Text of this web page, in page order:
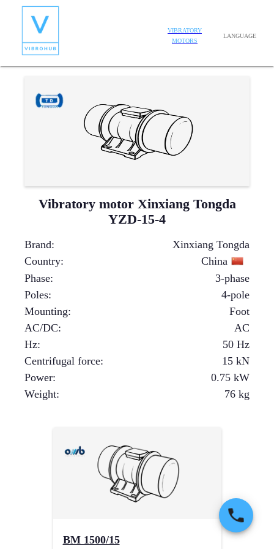
VIBRATORY
MOTORS
LANGUAGE
Vibratory motor Xinxiang Tongda
YZD-15-4
Brand:
Xinxiang Tongda
Country:
China
Phase:
3-phase
Poles:
4-pole
Mounting:
Foot
AC/DC:
AC
Hz:
50 Hz
Centrifugal force: 15 kN
Power: 0.75 kW
Weight: 76 kg
BM 1500/15